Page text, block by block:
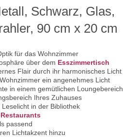
Schwarz, Glas,
90 cm x 20 cm
für das Wohnzimmer
über dem Esszimmertisch
Flair durch ihr harmonisches Licht
ein angenehmes Licht
in einem gemütlichen Loungebereich
Ihres Zuhauses
in der Bibliothek
Restaurants
passend
Lichtakzent hinzu